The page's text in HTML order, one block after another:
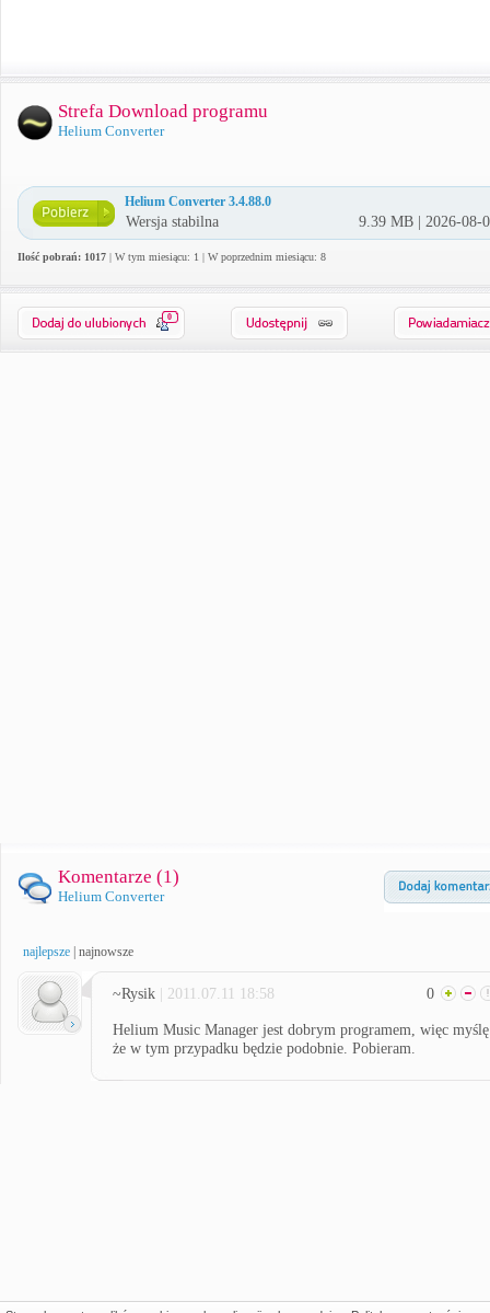
Strefa Download programu
Helium Converter
Helium Converter 3.4.88.0
Wersja stabilna 9.39 MB | 2026-08-
Ilość pobrań: 1017 | W tym miesiącu: 1 | W poprzednim miesiącu: 8
0
Komentarze (1)
Helium Converter
najlepsze najnowsze
~Rysik | 2011.07.11 18:58 0
Helium Music Manager jest dobrym programem, więc myślę
że w tym przypadku będzie podobnie. Pobieram.